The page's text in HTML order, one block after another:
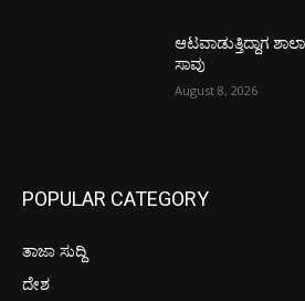
ಆಟವಾಡುತ್ತಿದ್ದಾಗ
ಸಾವು
August 8, 2026
POPULAR CATEGORY
ತಾಜಾ ಸುದ್ದಿ
ದೇಶ